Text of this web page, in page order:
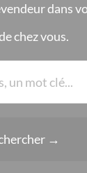
dans
chez vous.
→